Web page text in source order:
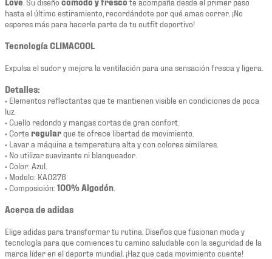
hasta el último estiramiento, recordándote por qué amas correr. ¡No
esperes más para hacerla parte de tu outfit deportivo!
Tecnología CLIMACOOL
Expulsa el sudor y mejora la ventilación para una sensación fresca y ligera.
Detalles:
• Elementos reflectantes que te mantienen visible en condiciones de poca
luz.
• Cuello redondo y mangas cortas de gran confort.
• Corte regularque te ofrece libertad de movimiento.
• Lavar a máquina a temperatura alta y con colores similares.
• No utilizar suavizante ni blanqueador.
• Color: Azul.
• Modelo: KA0278
• Composición: 100% Algodón
Acerca de adidas
Elige adidas para transformar tu rutina. Diseños que fusionan moda y
tecnología para que comiences tu camino saludable con la seguridad de la
marca líder en el deporte mundial. ¡Haz que cada movimiento cuente!